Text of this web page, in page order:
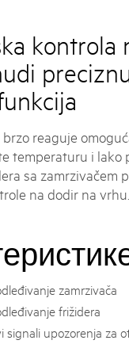
kontrola
reaguje
temperaturu i lako
sa zamrzivačem
na dodir na vrhu.
zamrzivača
frižidera
signali upozorenja za